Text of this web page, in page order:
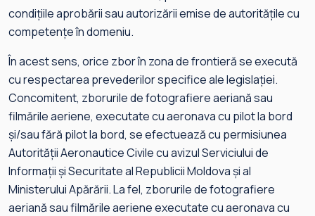
condițiile aprobării sau autorizării emise de autoritățile cu
competențe în domeniu.
În acest sens, orice zbor în zona de frontieră se execută
cu respectarea prevederilor specifice ale legislației.
Concomitent, zborurile de fotografiere aeriană sau
filmările aeriene, executate cu aeronava cu pilot la bord
și/sau fără pilot la bord, se efectuează cu permisiunea
Autorității Aeronautice Civile cu avizul Serviciului de
Informații și Securitate al Republicii Moldova și al
Ministerului Apărării. La fel, zborurile de fotografiere
aeriană sau filmările aeriene executate cu aeronava cu